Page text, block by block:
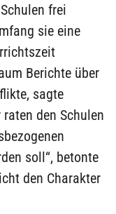
frei
sie eine
Berichte über
sagte
den Schulen
soll“, betonte
den Charakter